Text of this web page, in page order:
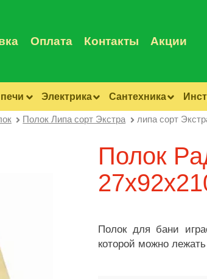
Оплата Контакты Акции
Электрика Сантехника
Полок Липа сорт Экстра липа сорт
Полок
Полок для бани
которой можно